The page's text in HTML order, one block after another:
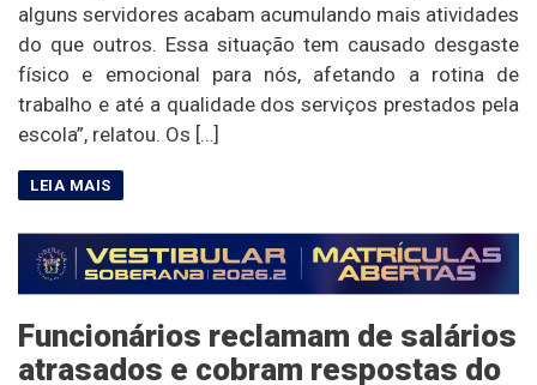
alguns servidores acabam acumulando mais atividades
do que outros. Essa situação tem causado desgaste
físico e emocional para nós, afetando a rotina de
trabalho e até a qualidade dos serviços prestados pela
escola”, relatou. Os […]
Funcionários reclamam de salários
atrasados e cobram respostas do